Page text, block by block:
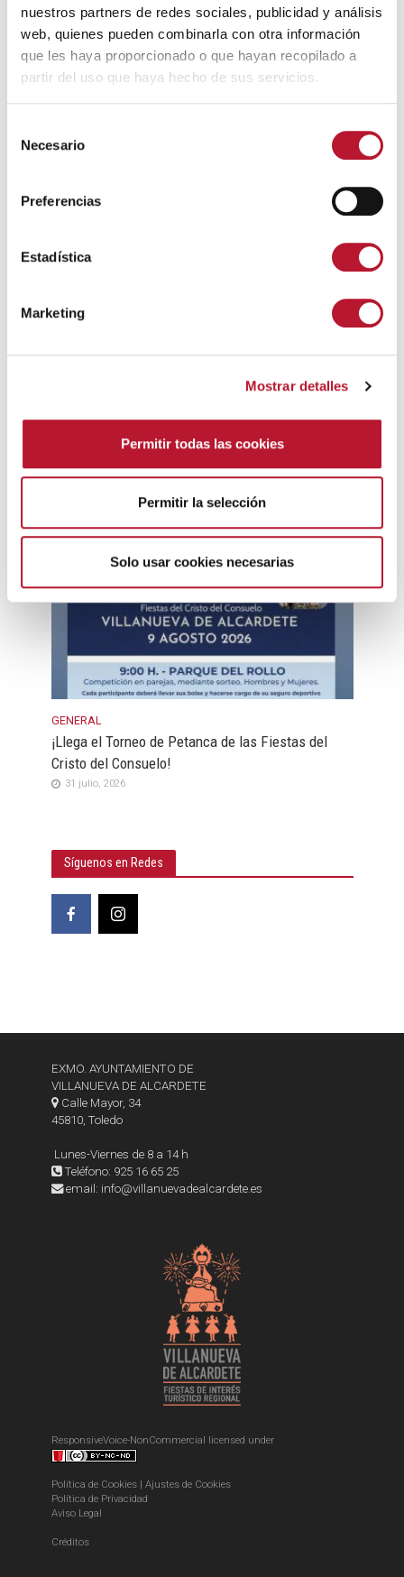
nuestros partners de redes sociales, publicidad y análisis
web, quienes pueden combinarla con otra información
que les haya proporcionado o que hayan recopilado a
partir del uso que haya hecho de sus servicios.
n
Necesario
Preferencias
Estadística
Marketing
Mostrar detalles
Permitir todas las cookies
Permitir la selección
Solo usar cookies necesarias
GENERAL
las actividades más esperadas!
Junior!
GENERAL
¡Llega el Torneo de Petanca de las Fiestas del
Cristo del Consuelo!
31 julio, 2026
Síguenos en Redes
EXMO. AYUNTAMIENTO DE
VILLANUEVA DE ALCARDETE
Calle Mayor, 34
45810, Toledo
Lunes-Viernes de 8 a 14 h
Teléfono: 925 16 65 25
email: info@villanuevadealcardete.es
ResponsiveVoice-NonCommercial licensed under
Política de Cookies| Ajustes de Cookies
Política de Privacidad
Aviso Legal
Créditos